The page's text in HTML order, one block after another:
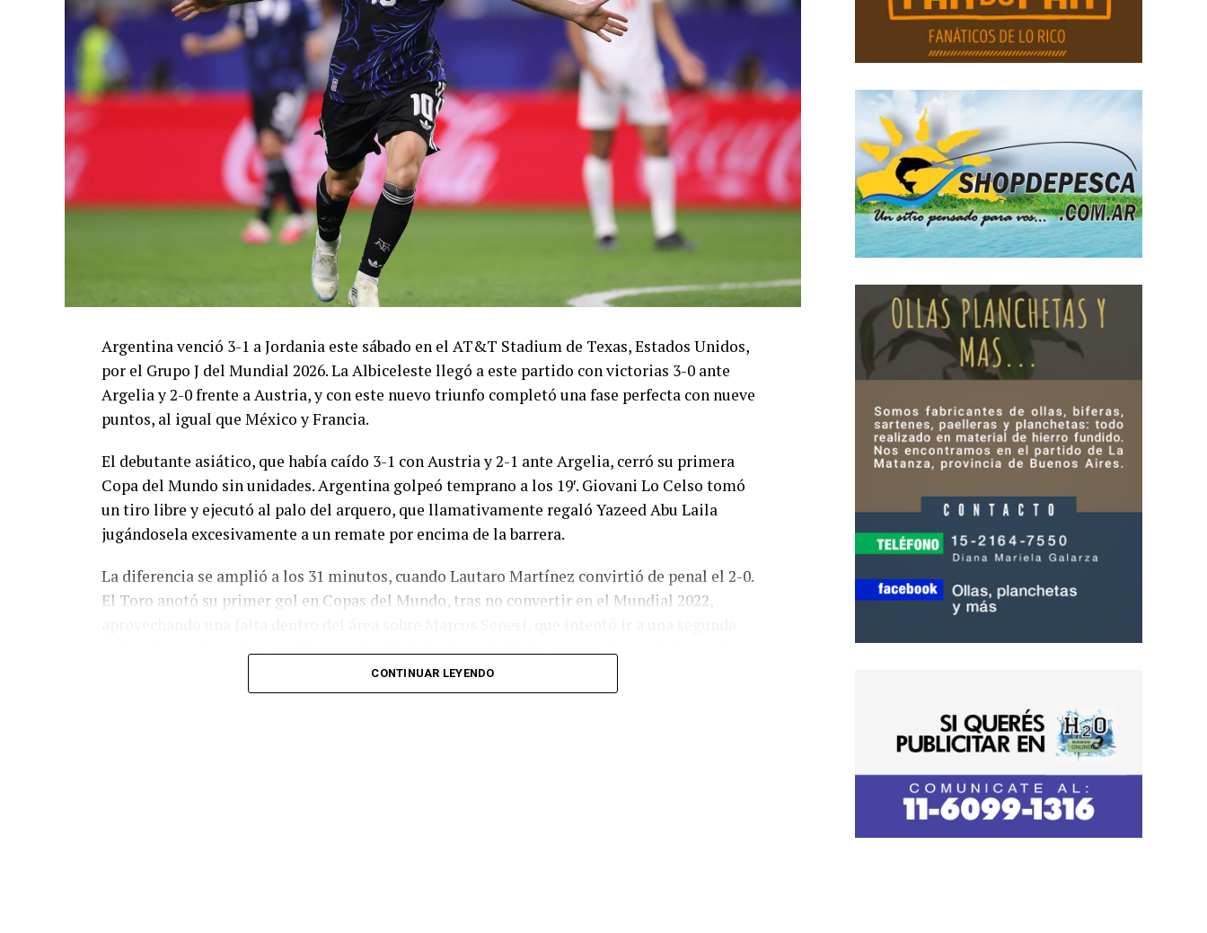
Argentina venció 3-1 a Jordania este sábado en el AT&T Stadium de Texas, Estados Unidos,
por el Grupo J del Mundial 2026. La Albiceleste llegó a este partido con victorias 3-0 ante
Argelia y 2-0 frente a Austria, y con este nuevo triunfo completó una fase perfecta con nueve
puntos, al igual que México y Francia.
El debutante asiático, que había caído 3-1 con Austria y 2-1 ante Argelia, cerró su primera
Copa del Mundo sin unidades. Argentina golpeó temprano a los 19′. Giovani Lo Celso tomó
un tiro libre y ejecutó al palo del arquero, que llamativamente regaló Yazeed Abu Laila
jugándosela excesivamente a un remate por encima de la barrera.
La diferencia se amplió a los 31 minutos, cuando Lautaro Martínez convirtió de penal el 2-0.
El Toro anotó su primer gol en Copas del Mundo, tras no convertir en el Mundial 2022,
pelota luego de un tiro en el travesaño del delanatero del Inter, pero se terminó llevando una
CONTINUAR LEYENDO